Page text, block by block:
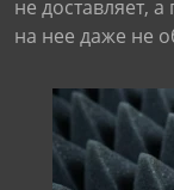
не доставляет,
на нее даже не